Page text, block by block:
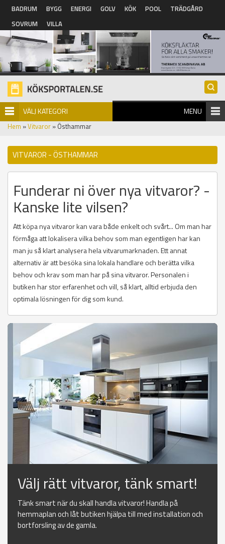
Hoppa till huvudinnehåll
BADRUM BYGG ENERGI GOLV KÖK POOL
TRÄDGÅRD
SOVRUM
VILLA
VÄLJ KATEGORI MENU
Hem »Vitvaror » Östhammar
VITVAROR - ÖSTHAMMAR
Funderar ni över nya vitvaror? -
Kanske lite vilsen?
Att köpa nya vitvaror kan vara både enkelt och svårt... Om man har
förmåga att lokalisera vilka behov som man egentligen har kan
man ju så klart analysera hela vitvarumarknaden. Ett annat
alternativ är att besöka sina lokala handlare och berätta vilka
behov och krav som man har på sina vitvaror. Personalen i
butiken har stor erfarenhet och vill, så klart, alltid erbjuda den
optimala lösningen för dig som kund.
Välj rätt vitvaror, tänk smart!
Tänk smart när du skall handla vitvaror! Handla på
hemmaplan och låt butiken hjälpa till med installation och
bortforsling av de gamla.